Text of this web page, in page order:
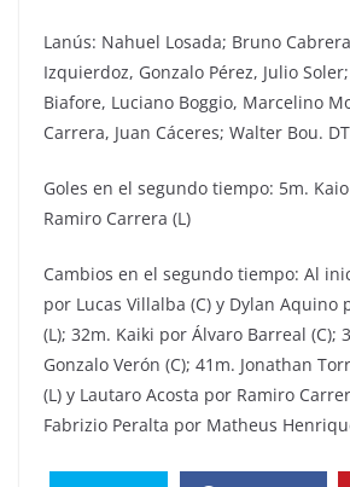
Lanús: Nahuel Losada; Bruno
Izquierdoz, Gonzalo Pérez, Julio
Biafore, Luciano Boggio, Marcelino
Carrera, Juan Cáceres; Walter Bou.
Goles en el segundo tiempo: 5m. Kaio
Ramiro Carrera (L)
Cambios en el segundo tiempo: Al
por Lucas Villalba (C) y Dylan Aquino
(L); 32m. Kaiki por Álvaro Barreal (C);
Gonzalo Verón (C); 41m. Jonathan
(L) y Lautaro Acosta por Ramiro
Fabrizio Peralta por Matheus